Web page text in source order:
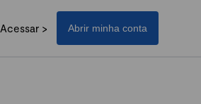
Acessar > Abrir minha conta